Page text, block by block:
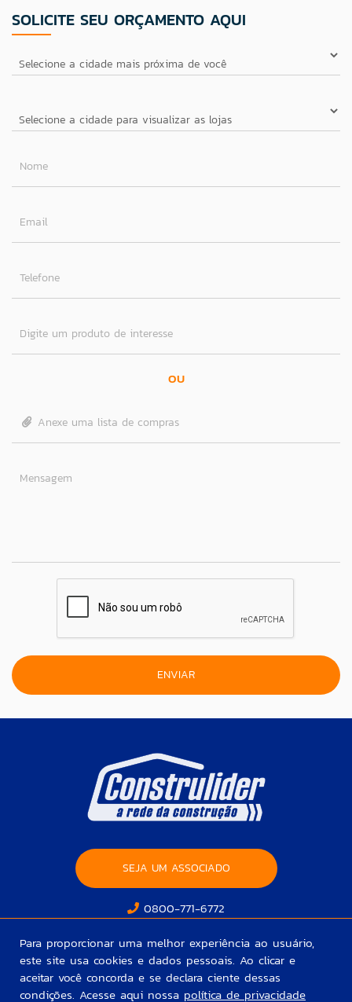
SOLICITE SEU ORÇAMENTO AQUI
Nome
Email
Telefone
Digite um produto de interesse
OU
Anexe uma lista de compras
Mensagem
Para proporcionar uma melhor experiência ao usuário,
este site usa cookies e dados pessoais. Ao clicar e
aceitar você concorda e se declara ciente dessas
condições. Acesse aqui nossa política de privacidade
SEJA UM ASSOCIADO
0800-771-6772